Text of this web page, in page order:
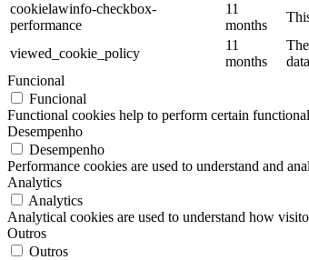
cookielawinfo-checkbox-
performance
11
months
viewed_cookie_policy
11
months
Funcional
Funcional
Functional cookies help to perform certain
Desempenho
Desempenho
Performance cookies are used to understand and
Analytics
Analytics
Analytical cookies are used to understand how
Outros
Outros